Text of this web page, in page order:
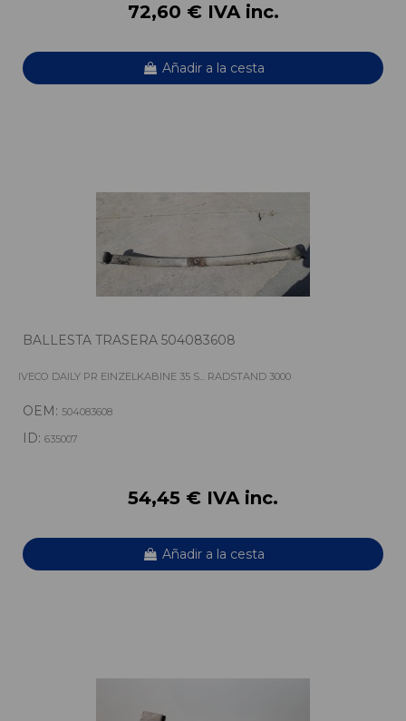
72,60 € IVA inc.
Añadir a la cesta
BALLESTA TRASERA 504083608
IVECO DAILY PR EINZELKABINE 35 S... RADSTAND 3000
OEM: 504083608
ID: 635007
54,45 € IVA inc.
Añadir a la cesta